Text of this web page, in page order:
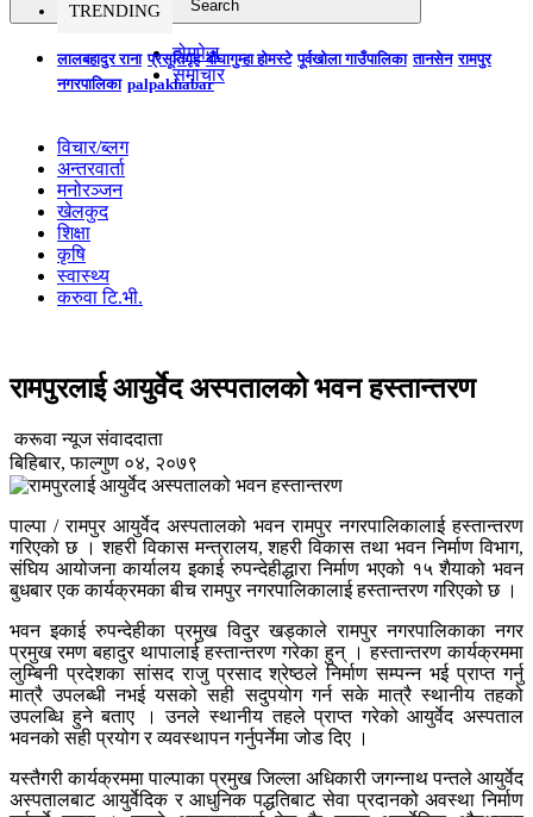
TRENDING
लालबहादुर राना प्रसूतिगृह बौघागुम्हा होमस्टे पूर्वखोला गाउँपालिका तानसेन रामपुर
नगरपालिका palpakhabar
होमपेज
समाचार
विचार/ब्लग
अन्तरवार्ता
मनोरञ्जन
खेलकुद
शिक्षा
कृषि
स्वास्थ्य
करुवा टि.भी.
रामपुरलाई आयुर्वेद अस्पतालको भवन हस्तान्तरण
करूवा न्यूज संवाददाता
बिहिबार, फाल्गुण ०४, २०७९
पाल्पा / रामपुर आयुर्वेद अस्पतालको भवन रामपुर नगरपालिकालाई हस्तान्तरण
गरिएकाे छ । शहरी विकास मन्त्रालय, शहरी विकास तथा भवन निर्माण विभाग,
संघिय आयोजना कार्यालय इकाई रुपन्देहीद्धारा निर्माण भएको १५ शैयाको भवन
बुधबार एक कार्यक्रमका बीच रामपुर नगरपालिकालाई हस्तान्तरण गरिएको छ ।
भवन इकाई रुपन्देहीका प्रमुख विदुर खड्काले रामपुर नगरपालिकाका नगर
प्रमुख रमण बहादुर थापालाई हस्तान्तरण गरेका हुन् । हस्तान्तरण कार्यक्रममा
लुम्बिनी प्रदेशका सांसद राजु प्रसाद श्रेष्ठले निर्माण सम्पन्न भई प्राप्त गर्नु
मात्रै उपलब्धी नभई यसको सही सदुपयोग गर्न सके मात्रै स्थानीय तहको
उपलब्धि हुने बताए । उनले स्थानीय तहले प्राप्त गरेको आयुर्वेद अस्पताल
भवनको सही प्रयोग र व्यवस्थापन गर्नुपर्नेमा जोड दिए ।
यस्तैगरी कार्यक्रममा पाल्पाका प्रमुख जिल्ला अधिकारी जगन्नाथ पन्तले आयुर्वेद
अस्पतालबाट आयुर्वेदिक र आधुनिक पद्धतिबाट सेवा प्रदानको अवस्था निर्माण